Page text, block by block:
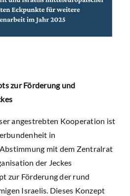
zur Förderung und
angestrebten Kooperation ist
in
mit dem Zentralrat
der Jeckes
zur Förderung der rund
Israelis. Dieses Konzept